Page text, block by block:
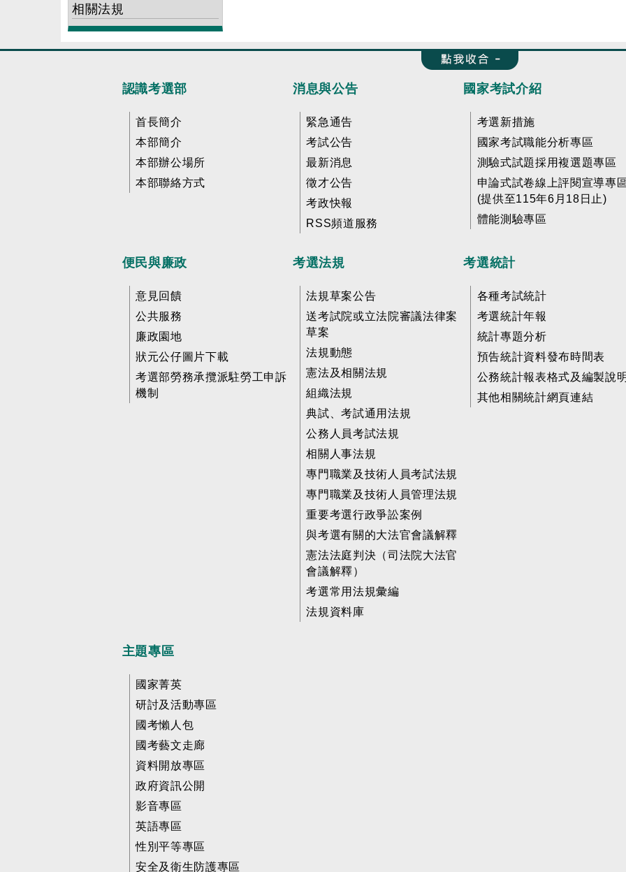
相關法規
收合 FatFooter
認識考選部
首長簡介
本部簡介
本部辦公場所
本部聯絡方式
消息與公告
緊急通告
考試公告
最新消息
徵才公告
考政快報
RSS頻道服務
國家考試介紹
考選新措施
國家考試職能分析專區
測驗式試題採用複選題專區
申論式試卷線上評閱宣導專
(提供至115年6月18日止)
體能測驗專區
便民與廉政
意見回饋
公共服務
廉政園地
狀元公仔圖片下載
考選部勞務承攬派駐勞工申訴
機制
考選法規
法規草案公告
送考試院或立法院審議法律案
草案
法規動態
憲法及相關法規
組織法規
典試、考試通用法規
公務人員考試法規
相關人事法規
專門職業及技術人員考試法規
專門職業及技術人員管理法規
重要考選行政爭訟案例
與考選有關的大法官會議解釋
憲法法庭判決（司法院大法官
會議解釋）
考選常用法規彙編
法規資料庫
考選統計
各種考試統計
考選統計年報
統計專題分析
預告統計資料發布時間表
公務統計報表格式及編製說
其他相關統計網頁連結
主題專區
國家菁英
研討及活動專區
國考懶人包
國考藝文走廊
資料開放專區
政府資訊公開
影音專區
英語專區
性別平等專區
安全及衛生防護專區